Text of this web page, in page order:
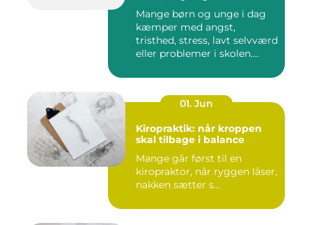
Mange børn og unge i dag
kæmper med angst,
tristhed, stress, lavt selvværd
eller problemer i skolen....
01. Jun
Kiropraktik: når kroppen
skal tilbage i balance
Mange går først til en
kiropraktor, når ryggen låser,
nakken sætter s...